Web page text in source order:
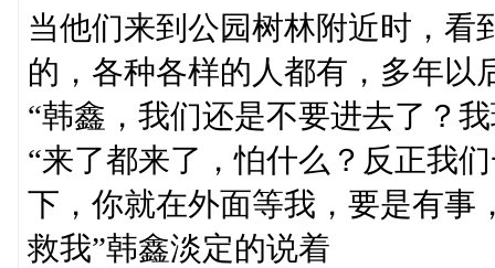
当他们来到公园树林附近时，看
的，各种各样的人都有，多年以
“韩鑫，我们还是不要进去了？
“来了都来了，怕什么？反正我
下，你就在外面等我，要是有事
救我”韩鑫淡定的说着